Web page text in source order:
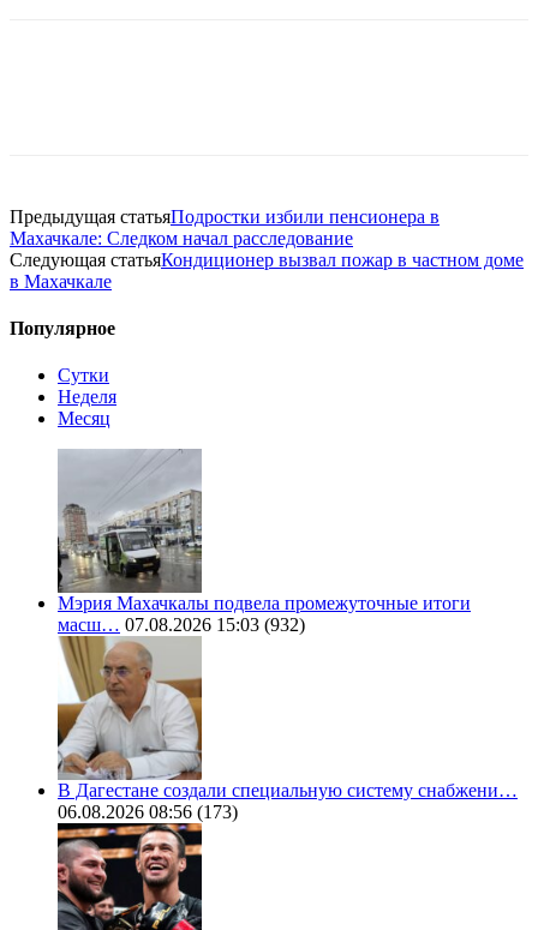
Предыдущая статьяПодростки избили пенсионера в
Махачкале: Следком начал расследование
Следующая статьяКондиционер вызвал пожар в частном доме
в Махачкале
Популярное
Сутки
Неделя
Месяц
Мэрия Махачкалы подвела промежуточные итоги
масш… 07.08.2026 15:03 (932)
В Дагестане создали специальную систему снабжени…
06.08.2026 08:56 (173)